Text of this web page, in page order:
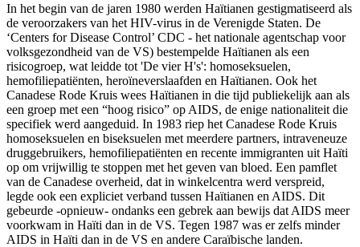
In het begin van de jaren 1980 werden Haïtianen gestigmatiseerd als
de veroorzakers van het HIV-virus in de Verenigde Staten. De
‘Centers for Disease Control’ CDC - het nationale agentschap voor
volksgezondheid van de VS) bestempelde Haïtianen als een
risicogroep, wat leidde tot 'De vier H's': homoseksuelen,
hemofiliepatiënten, heroïneverslaafden en Haïtianen. Ook het
Canadese Rode Kruis wees Haïtianen in die tijd publiekelijk aan als
een groep met een “hoog risico” op AIDS, de enige nationaliteit die
specifiek werd aangeduid. In 1983 riep het Canadese Rode Kruis
homoseksuelen en biseksuelen met meerdere partners, intraveneuze
druggebruikers, hemofiliepatiënten en recente immigranten uit Haïti
op om vrijwillig te stoppen met het geven van bloed. Een pamflet
van de Canadese overheid, dat in winkelcentra werd verspreid,
legde ook een expliciet verband tussen Haïtianen en AIDS. Dit
gebeurde -opnieuw- ondanks een gebrek aan bewijs dat AIDS meer
voorkwam in Haïti dan in de VS. Tegen 1987 was er zelfs minder
AIDS in Haïti dan in de VS en andere Caraïbische landen.